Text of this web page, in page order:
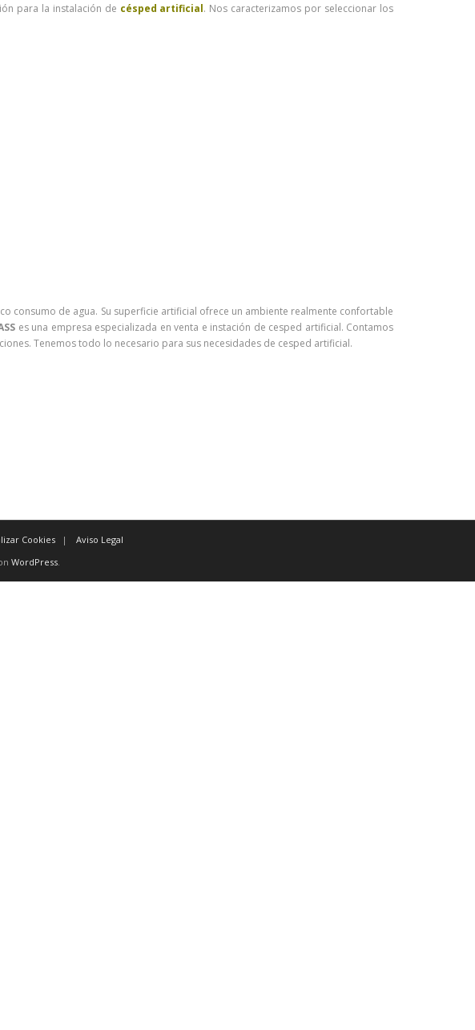
para la instalación de césped artificial. Nos caracterizamos por seleccionar los
consumo de agua. Su superficie artificial ofrece un ambiente realmente confortable
es una empresa especializada en venta e instación de cesped artificial. Contamos
Tenemos todo lo necesario para sus necesidades de cesped artificial.
Cookies
Aviso Legal
WordPress.